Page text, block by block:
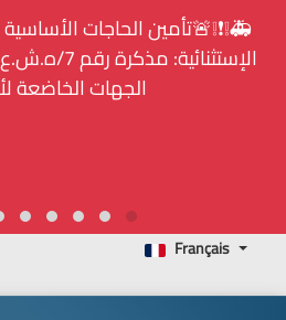
🚑❕❗❕🚨تأمين الحاجات
الجهات الخاضعة
Français